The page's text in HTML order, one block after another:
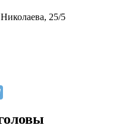
25/5